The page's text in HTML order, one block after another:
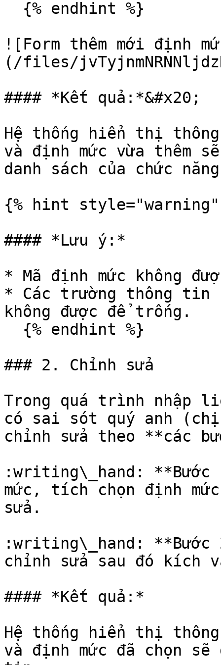
![Form thêm mới định
(/files/
#### *Kết quả:*&#x20;
Hệ thống hiển thị thông
và định mức vừa thêm
danh sách của chức
{% hint style="warning"
#### *Lưu ý:*
* Mã định mức không
* Các trường thông
không được để trống.
### 2. Chỉnh sửa
Trong quá trình nhập
có sai sót quý anh
chỉnh sửa theo **các
:writing\_hand:
mức, tích chọn định
sửa.
:writing\_hand: **Bước
chỉnh sửa sau đó kích
#### *Kết quả:*
Hệ thống hiển thị
và định mức đã chọn